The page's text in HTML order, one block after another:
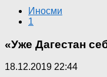
Иносми
1
«Уже Дагестан
18.12.2019 22:44